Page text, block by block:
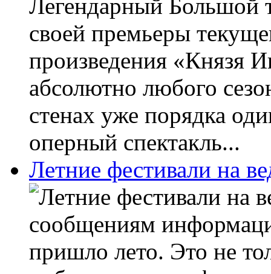
Легендарный Большой
своей премьеры
произведения «Князя
абсолютно любого
стенах уже порядка
оперный спектакль...
Летние фестивали на
сообщениям
пришло лето. Это не